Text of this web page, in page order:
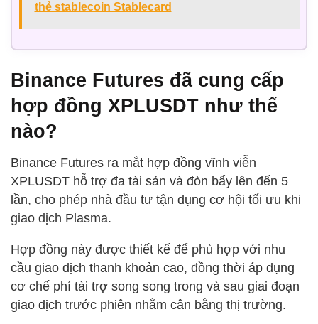
thẻ stablecoin Stablecard
Binance Futures đã cung cấp
hợp đồng XPLUSDT như thế
nào?
Binance Futures ra mắt hợp đồng vĩnh viễn
XPLUSDT hỗ trợ đa tài sản và đòn bẩy lên đến 5
lần, cho phép nhà đầu tư tận dụng cơ hội tối ưu khi
giao dịch Plasma.
Hợp đồng này được thiết kế để phù hợp với nhu
cầu giao dịch thanh khoản cao, đồng thời áp dụng
cơ chế phí tài trợ song song trong và sau giai đoạn
giao dịch trước phiên nhằm cân bằng thị trường.